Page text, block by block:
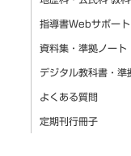
指導書Webサポート
資料集・準拠ノート
デジタル教科書・準
よくある質問
定期刊行冊子